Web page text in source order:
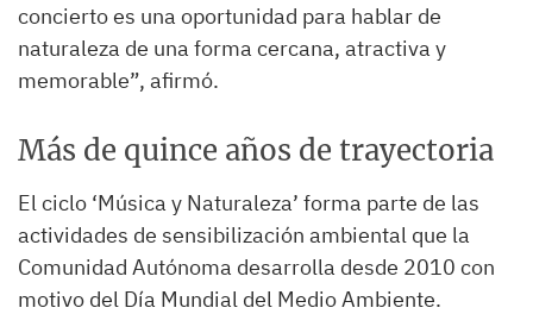
concierto es una oportunidad para hablar de
naturaleza de una forma cercana, atractiva y
memorable”, afirmó.
Más de quince años de trayectoria
El ciclo ‘Música y Naturaleza’ forma parte de las
actividades de sensibilización ambiental que la
Comunidad Autónoma desarrolla desde 2010 con
motivo del Día Mundial del Medio Ambiente.